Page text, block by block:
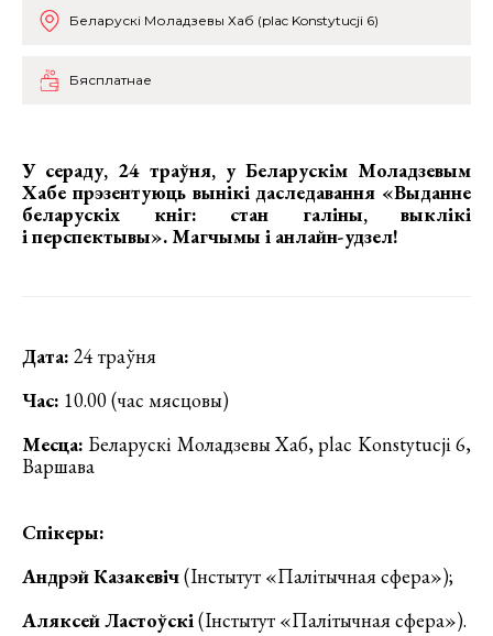
Беларускі Моладзевы Хаб (plac Konstytucji 6)
Бясплатнае
У сераду, 24 траўня, у Беларускім Моладзевым
Хабе прэзентуюць вынікі даследавання «Выданне
беларускіх кніг: стан галіны, выклікі
і перспектывы». Магчымы і анлайн-удзел!
Дата: 24 траўня
Час: 10.00 (час мясцовы)
Месца: Беларускі Моладзевы Хаб, plac Konstytucji 6,
Варшава
Спікеры:
Андрэй Казакевіч(Інстытут «Палітычная сфера»);
Аляксей Ластоўскі (Інстытут «Палітычная сфера»).